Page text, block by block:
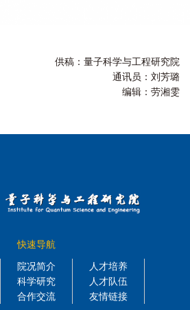
供稿：量子科学与工程研究院
通讯员：刘芳璐
编辑：劳湘雯
快速导航
院况简介
人才培养
科学研究
人才队伍
合作交流 友情链接